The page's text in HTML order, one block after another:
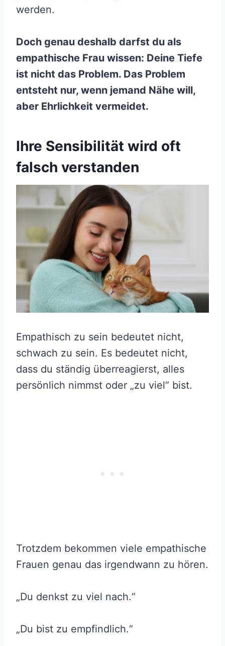
werden.
Doch genau deshalb darfst du als
empathische Frau wissen: Deine Tiefe
ist nicht das Problem. Das Problem
entsteht nur, wenn jemand Nähe will,
aber Ehrlichkeit vermeidet.
Ihre Sensibilität wird oft
falsch verstanden
Empathisch zu sein bedeutet nicht,
schwach zu sein. Es bedeutet nicht,
dass du ständig überreagierst, alles
persönlich nimmst oder „zu viel“ bist.
Trotzdem bekommen viele empathische
Frauen genau das irgendwann zu hören.
„Du denkst zu viel nach.“
„Du bist zu empfindlich.“